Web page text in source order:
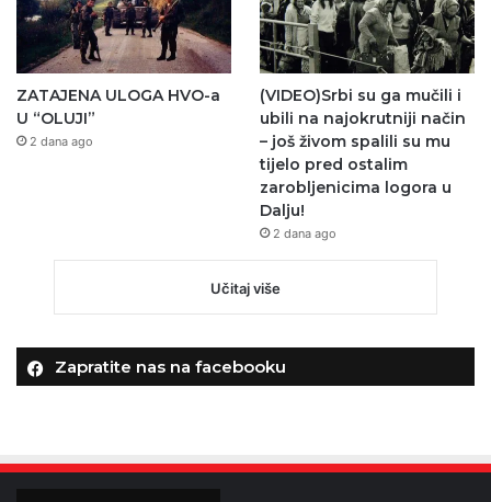
ZATAJENA ULOGA HVO-a
U “OLUJI”
2 dana ago
(VIDEO)Srbi su ga mučili i
ubili na najokrutniji način
– još živom spalili su mu
tijelo pred ostalim
zarobljenicima logora u
Dalju!
2 dana ago
Učitaj više
Zapratite nas na facebooku